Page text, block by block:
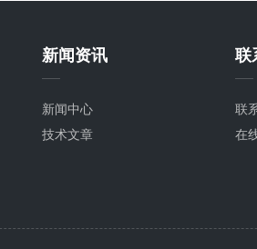
新闻资讯
新闻中心
技术文章
联
联
在